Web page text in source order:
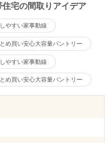
宅の間取りアイデア
やすい家事動線
め買い安心大容量パントリー
やすい家事動線
め買い安心大容量パントリー